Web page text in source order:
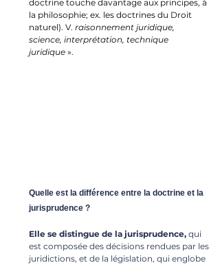
doctrine touche davantage aux principes, à
la philosophie; ex. les doctrines du Droit
naturel). V. raisonnement juridique,
science, interprétation, technique
juridique ».
Quelle est la différence entre la doctrine et la
jurisprudence ?
Elle se distingue de la jurisprudence, qui
est composée des décisions rendues par les
juridictions, et de la législation, qui englobe